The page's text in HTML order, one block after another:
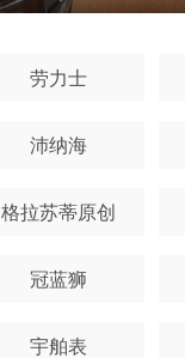
劳力士
沛纳海
格拉苏蒂原创
冠蓝狮
宇舶表